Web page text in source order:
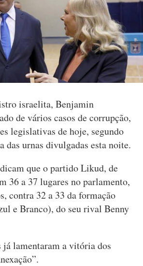
israelita, Benjamin
de vários casos de corrupção,
legislativas de hoje, segundo
das urnas divulgadas esta noite.
que o partido Likud, de
36 a 37 lugares no parlamento,
contra 32 a 33 da formação
e Branco), do seu rival Benny
já lamentaram a vitória dos